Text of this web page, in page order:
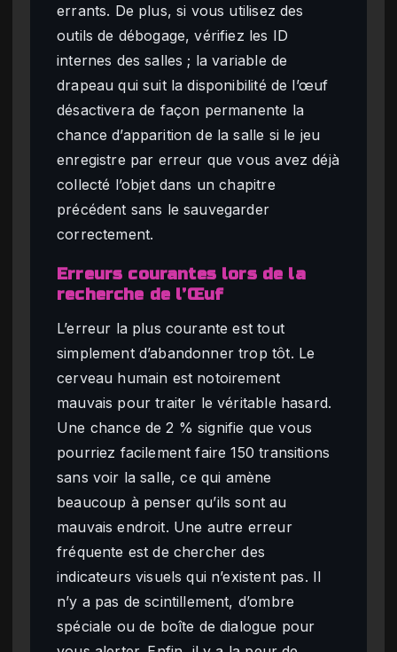
errants. De plus, si vous utilisez des
outils de débogage, vérifiez les ID
internes des salles ; la variable de
drapeau qui suit la disponibilité de l’œuf
désactivera de façon permanente la
chance d’apparition de la salle si le jeu
enregistre par erreur que vous avez déjà
collecté l’objet dans un chapitre
précédent sans le sauvegarder
correctement.
Erreurs courantes lors de la
recherche de l’Œuf
L’erreur la plus courante est tout
simplement d’abandonner trop tôt. Le
cerveau humain est notoirement
mauvais pour traiter le véritable hasard.
Une chance de 2 % signifie que vous
pourriez facilement faire 150 transitions
sans voir la salle, ce qui amène
beaucoup à penser qu’ils sont au
mauvais endroit. Une autre erreur
fréquente est de chercher des
indicateurs visuels qui n’existent pas. Il
n’y a pas de scintillement, d’ombre
spéciale ou de boîte de dialogue pour